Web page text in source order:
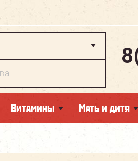
Витамины Мать и дитя